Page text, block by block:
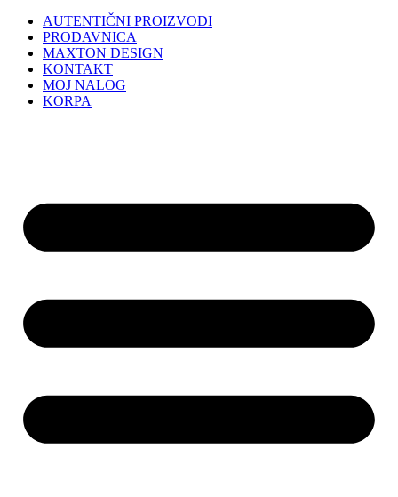
AUTENTIČNI PROIZVODI
PRODAVNICA
MAXTON DESIGN
KONTAKT
MOJ NALOG
KORPA